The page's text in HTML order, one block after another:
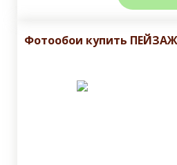
Фотообои купить